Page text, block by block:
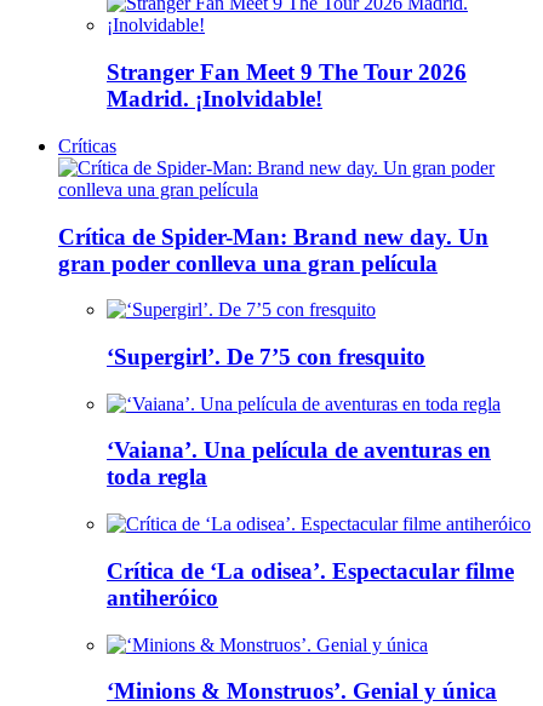
Stranger Fan Meet 9 The Tour 2026
Madrid. ¡Inolvidable!
Críticas
Crítica de Spider-Man: Brand new day. Un
gran poder conlleva una gran película
‘Supergirl’. De 7’5 con fresquito
‘Vaiana’. Una película de aventuras en
toda regla
Crítica de ‘La odisea’. Espectacular filme
antiheróico
‘Minions & Monstruos’. Genial y única